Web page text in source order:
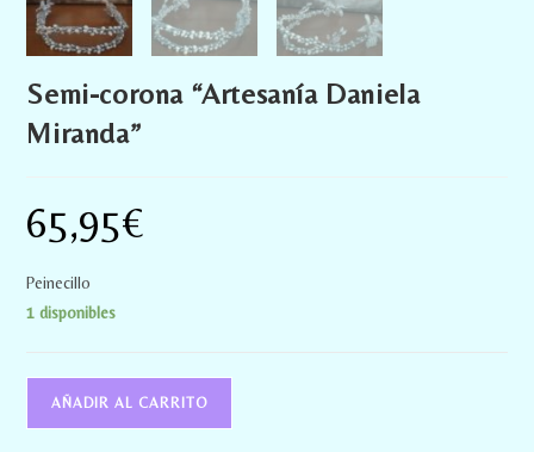
Semi-corona “Artesanía Daniela
Miranda”
65,95€
Peinecillo
1 disponibles
AÑADIR AL CARRITO